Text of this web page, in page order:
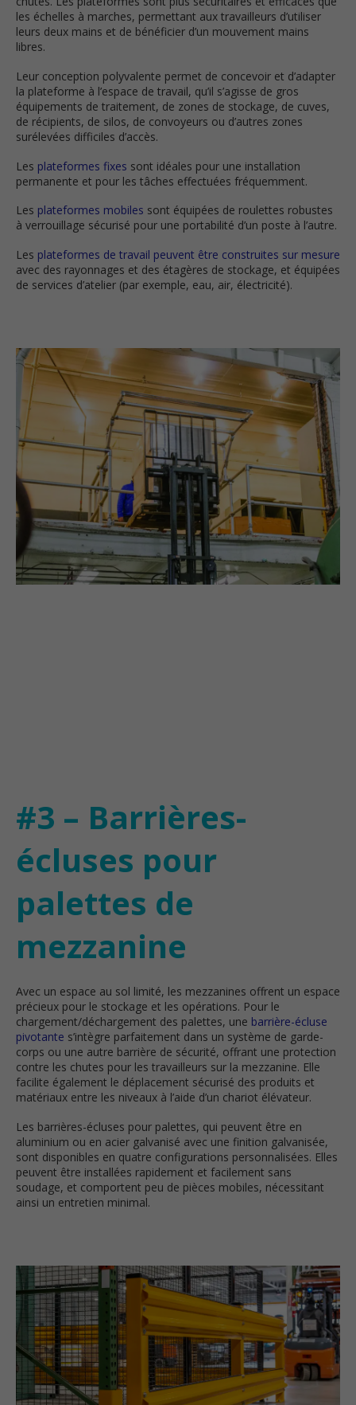
les échelles à marches, permettant aux travailleurs d’utiliser
leurs deux mains et de bénéficier d’un mouvement mains
libres.
Leur conception polyvalente permet de concevoir et d’adapter
la plateforme à l’espace de travail, qu’il s’agisse de gros
équipements de traitement, de zones de stockage, de cuves,
de récipients, de silos, de convoyeurs ou d’autres zones
surélevées difficiles d’accès.
Les plateformes fixes sont idéales pour une installation
permanente et pour les tâches effectuées fréquemment.
Les plateformes mobiles sont équipées de roulettes robustes
à verrouillage sécurisé pour une portabilité d’un poste à l’autre.
Les plateformes de travail peuvent être construites sur mesure
avec des rayonnages et des étagères de stockage, et équipées
de services d’atelier (par exemple, eau, air, électricité).
#3 – Barrières-
écluses pour
palettes de
mezzanine
Avec un espace au sol limité, les mezzanines offrent un espace
précieux pour le stockage et les opérations. Pour le
chargement/déchargement des palettes, une barrière-écluse
pivotante s’intègre parfaitement dans un système de garde-
corps ou une autre barrière de sécurité, offrant une protection
contre les chutes pour les travailleurs sur la mezzanine. Elle
facilite également le déplacement sécurisé des produits et
matériaux entre les niveaux à l’aide d’un chariot élévateur.
Les barrières-écluses pour palettes, qui peuvent être en
aluminium ou en acier galvanisé avec une finition galvanisée,
sont disponibles en quatre configurations personnalisées. Elles
peuvent être installées rapidement et facilement sans
soudage, et comportent peu de pièces mobiles, nécessitant
ainsi un entretien minimal.